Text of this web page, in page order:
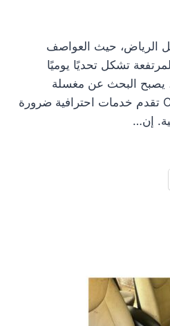
الرياض، حيث العواصف
تشكل تحديًا يوميًا
يصبح البحث عن مغسلة
سيارات Car Wash Polish تقدم خدمات احترافية ضرورة
إن…